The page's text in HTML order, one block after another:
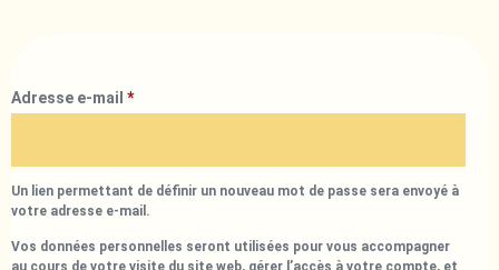
Adresse e-mail *
Un lien permettant de définir un nouveau mot de passe sera envoyé à
votre adresse e-mail.
Vos données personnelles seront utilisées pour vous accompagner